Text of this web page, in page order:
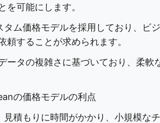
を可能にします。
ム価格モデルを採用しており、ビ
することが求められます。
ータの複雑さに基づいており、柔軟
の価格モデルの利点
積もりに時間がかかり、小規模な